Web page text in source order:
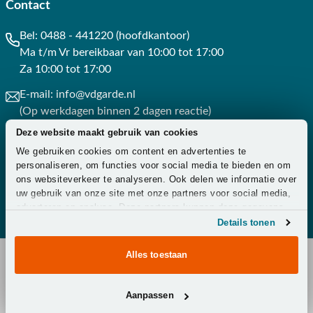
Deze website maakt gebruik van cookies
We gebruiken cookies om content en advertenties te
personaliseren, om functies voor social media te bieden en om
ons websiteverkeer te analyseren. Ook delen we informatie over
uw gebruik van onze site met onze partners voor social media,
adverteren en analyse. Deze partners kunnen deze gegevens
combineren met andere informatie die u aan ze heeft verstrekt
of die ze hebben verzameld op basis van uw gebruik van hun
Details tonen
Alles toestaan
Aanpassen
deskundig advies op maat.
Waarom kopen bij Van der Garde
✔ 80 jaar ervaring
✔ Persoonlijk advies van specialisten
✔ 9.4/10 uit 19.500+ klantbeoordelingen
✔ Gratis verzending vanaf €50,-
✔ Goede service
Contact
Bel: 0488 - 441220 (hoofdkantoor)
Ma t/m Vr bereikbaar van 10:00 tot 17:00
Za 10:00 tot 17:00
E-mail: info@vdgarde.nl
(Op werkdagen binnen 2 dagen reactie)
Whatsapp: 0488441220
(Op werkdagen binnen 3 uur reactie)
Copyright © 2026 - Van der Garde Tuinmeubelen -